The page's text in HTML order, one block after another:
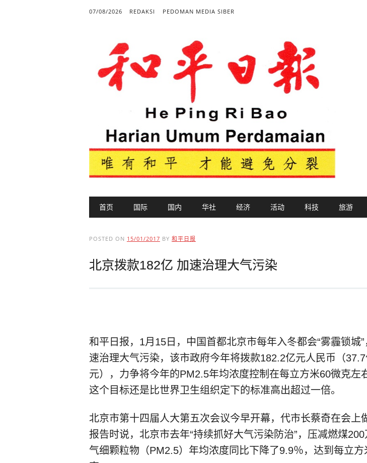
07/08/2026 REDAKSI PEDOMAN MEDIA SIBER
Main menu
Skip to content
首页 国际 国内 华社 经济 活动 科技 旅游
POSTED ON 15/01/2017 BY 和平日报
北京拨款182亿 加速治理大气污染
和平日报，1月15日，中国首都北京市每年入冬都会“雾霾锁城”
速治理大气污染，该市政府今年将拨款182.2亿元人民币（
元），力争将今年的PM2.5年均浓度控制在每立方米60微克左
这个目标还是比世界卫生组织定下的标准高出超过一倍。
北京市第十四届人大第五次会议今早开幕，代市长蔡奇在会上
报告时说，北京市去年“持续抓好大气污染防治”，压减燃煤
气细颗粒物（PM2.5）年均浓度同比下降了9.9％，达到每立方